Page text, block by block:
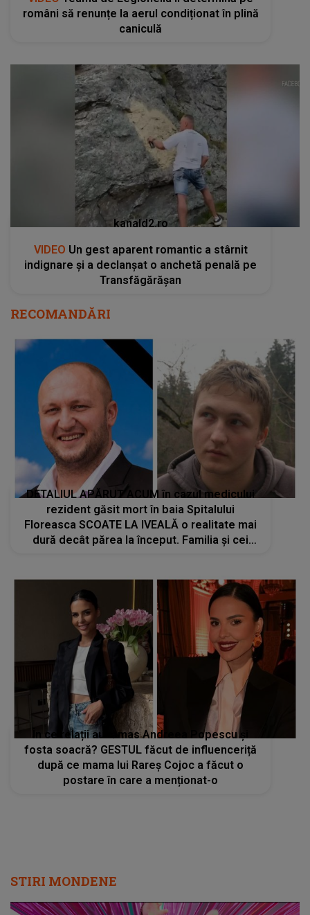
români să renunțe la aerul condiționat în plină
caniculă
kanald2.ro
VIDEO Un gest aparent romantic a stârnit
indignare și a declanșat o anchetă penală pe
Transfăgărășan
RECOMANDĂRI
DETALIUL APĂRUT ACUM în cazul medicului
rezident găsit mort în baia Spitalului
Floreasca SCOATE LA IVEALĂ o realitate mai
dură decât părea la început. Familia și cei
În ce relații au rămas Andreea Popescu și
fosta soacră? GESTUL făcut de influenceriță
după ce mama lui Rareș Cojoc a făcut o
postare în care a menționat-o
STIRI MONDENE